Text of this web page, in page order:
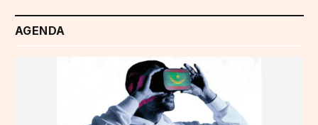
AGENDA